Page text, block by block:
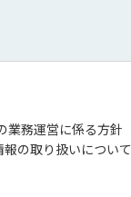
業務運営に係る方針
報の取り扱いについて